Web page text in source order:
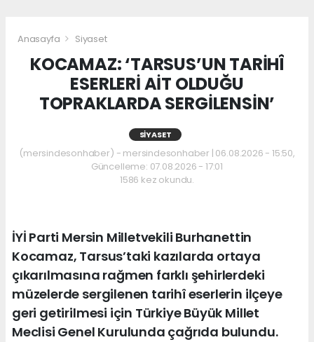
Anasayfa Siyaset
KOCAMAZ: ‘TARSUS’UN TARİHÎ
ESERLERİ AİT OLDUĞU
TOPRAKLARDA SERGİLENSİN’
SIYASET
(mersindesonhaber) - mersindesonhaber | 06.08.2026 - 15:50,
Güncelleme: 07.08.2026 - 17:01
1586 kez okundu.
İYİ Parti Mersin Milletvekili Burhanettin
Kocamaz, Tarsus’taki kazılarda ortaya
çıkarılmasına rağmen farklı şehirlerdeki
müzelerde sergilenen tarihî eserlerin ilçeye
geri getirilmesi için Türkiye Büyük Millet
Meclisi Genel Kurulunda çağrıda bulundu.